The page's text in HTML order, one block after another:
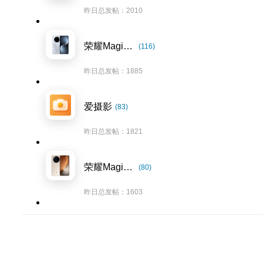
昨日总发帖：2010
荣耀Magic7系列 (116)
昨日总发帖：1885
爱摄影 (83)
昨日总发帖：1821
荣耀Magic8系列 (80)
昨日总发帖：1603